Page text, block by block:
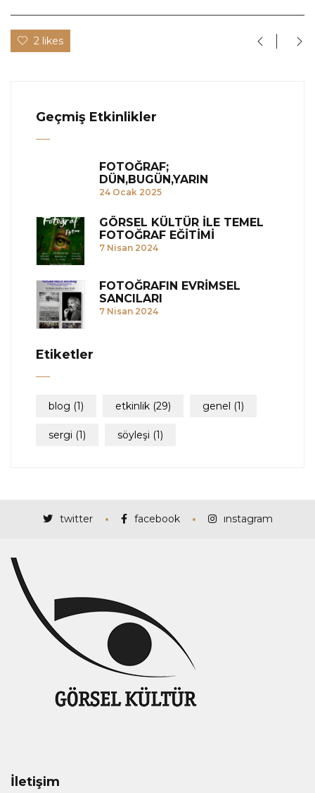
2 likes
Geçmiş Etkinlikler
FOTOĞRAF;
DÜN,BUGÜN,YARIN
24 Ocak 2025
GÖRSEL KÜLTÜR İLE TEMEL
FOTOĞRAF EĞİTİMİ
7 Nisan 2024
FOTOĞRAFIN EVRİMSEL
SANCILARI
7 Nisan 2024
Etiketler
blog (1) etkinlik (29) genel (1)
sergi (1) söyleşi (1)
twitter facebook instagram
İletişim